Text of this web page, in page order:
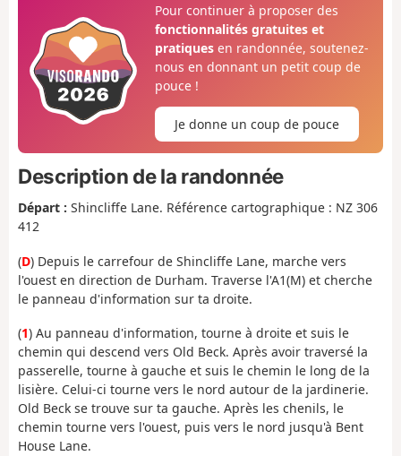
Pour continuer à proposer des
fonctionnalités gratuites et
pratiquesen randonnée, soutenez-
nous en donnant un petit coup de
pouce !
Je donne un coup de pouce
Description de la randonnée
Départ : Shincliffe Lane. Référence cartographique : NZ 306
412
(D) Depuis le carrefour de Shincliffe Lane, marche vers
l'ouest en direction de Durham. Traverse l'A1(M) et cherche
le panneau d'information sur ta droite.
(1) Au panneau d'information, tourne à droite et suis le
chemin qui descend vers Old Beck. Après avoir traversé la
passerelle, tourne à gauche et suis le chemin le long de la
lisière. Celui-ci tourne vers le nord autour de la jardinerie.
Old Beck se trouve sur ta gauche. Après les chenils, le
chemin tourne vers l'ouest, puis vers le nord jusqu'à Bent
House Lane.